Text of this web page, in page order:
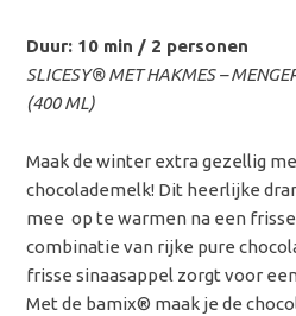
Duur: 10 min / 2 personen
SLICESY® MET HAKMES –
(400 ML)
Maak de winter extra gezellig
chocolademelk! Dit heerlijke
mee op te warmen na een
combinatie van rijke pure
frisse sinaasappel zorgt voor
Met de bamix® maak je de